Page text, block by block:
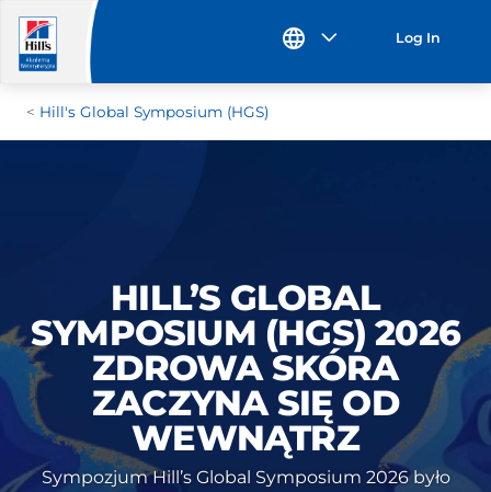
Log In
Hill's Global Symposium (HGS)
HILL’S GLOBAL
SYMPOSIUM (HGS) 2026
ZDROWA SKÓRA
ZACZYNA SIĘ OD
WEWNĄTRZ
Sympozjum Hill’s Global Symposium 2026 było